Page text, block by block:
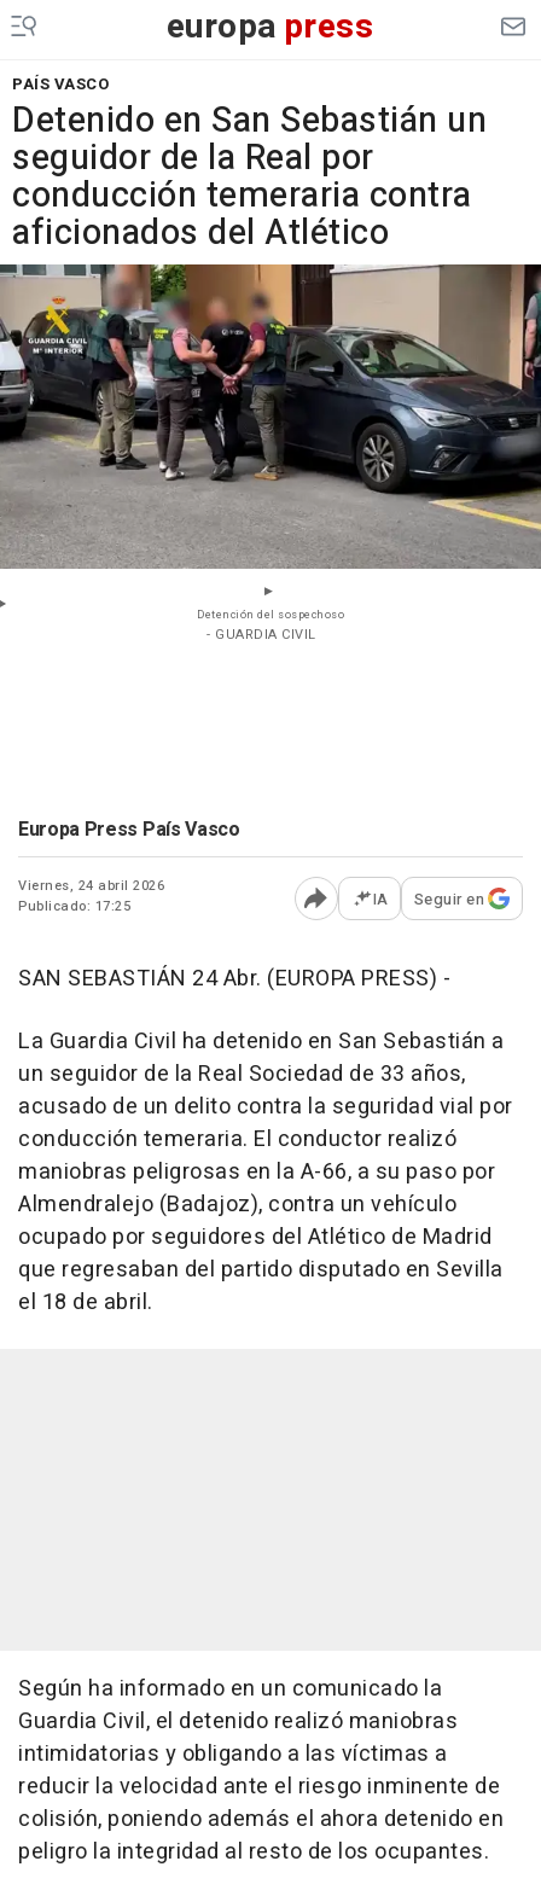
europa press
PAÍS VASCO
Detenido en San Sebastián un
seguidor de la Real por
conducción temeraria contra
aficionados del Atlético
Detención del sospechoso
- GUARDIA CIVIL
Europa Press País Vasco
Viernes, 24 abril 2026
Publicado: 17:25
Abrir opciones para
IA Seguir en
SAN SEBASTIÁN 24 Abr. (EUROPA PRESS) -
La Guardia Civil ha detenido en San Sebastián a
un seguidor de la Real Sociedad de 33 años,
acusado de un delito contra la seguridad vial por
conducción temeraria. El conductor realizó
maniobras peligrosas en la A-66, a su paso por
Almendralejo (Badajoz), contra un vehículo
ocupado por seguidores del Atlético de Madrid
que regresaban del partido disputado en Sevilla
el 18 de abril.
Según ha informado en un comunicado la
Guardia Civil, el detenido realizó maniobras
intimidatorias y obligando a las víctimas a
reducir la velocidad ante el riesgo inminente de
colisión, poniendo además el ahora detenido en
peligro la integridad al resto de los ocupantes.